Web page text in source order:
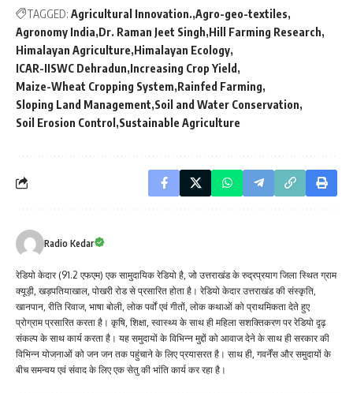
TAGGED: Agricultural Innovation. Agro-geo-textiles
Agronomy India Dr. Raman Jeet Singh Hill Farming Research
Himalayan Agriculture Himalayan Ecology
ICAR-IISWC Dehradun Increasing Crop Yield
Maize-Wheat Cropping System Rainfed Farming
Sloping Land Management Soil and Water Conservation
Soil Erosion Control Sustainable Agriculture
Radio Kedar
रेडियो केदार (91.2 एफएम) एक सामुदायिक रेडियो है, जो उत्तराखंड के रुद्रप्रयाग जिला स्थित ग्राम
क्यूड़ी, खड़पतियाखाल, पोखरी रोड से प्रसारित होता है। रेडियो केदार उत्तराखंड की संस्कृति,
खानपान, रीति रिवाज, भाषा बोली, लोक पर्वों एवं गीतों, लोक कथाओं को प्राथमिकता देते हुए
प्रोग्राम प्रसारित करता है। कृषि, शिक्षा, स्वास्थ्य के साथ ही महिला सशक्तिकरण पर रेडियो दृढ़
संकल्प के साथ कार्य करता है। यह समुदायों के विभिन्न मुद्दों को आवाज देने के साथ ही सरकार की
विभिन्न योजनाओं को जन जन तक पहुंचाने के लिए प्रयासरत है। साथ ही, गवर्नेंस और समुदायों के
बीच समन्वय एवं संवाद के लिए एक सेतु की भांति कार्य कर रहा है।